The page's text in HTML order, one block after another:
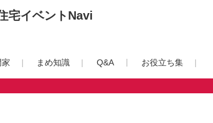
宅イベントNavi
まめ知識 Q&A お役立ち集